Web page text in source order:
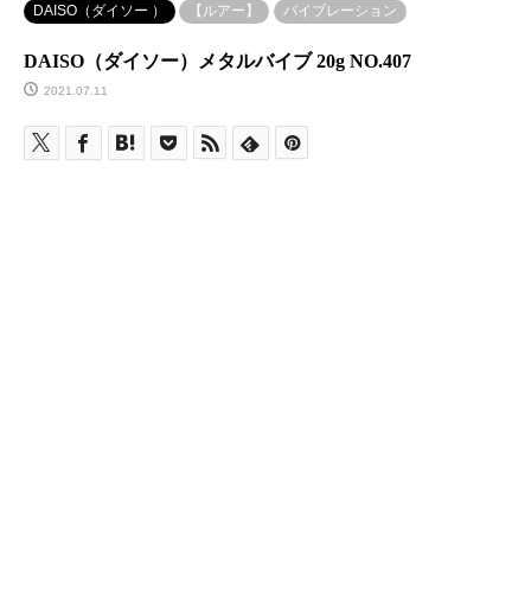
DAISO（ダイソー ） 【ルアー】 バイブレーション
DAISO（ダイソー）メタルバイブ 20g NO.407
2021.07.11